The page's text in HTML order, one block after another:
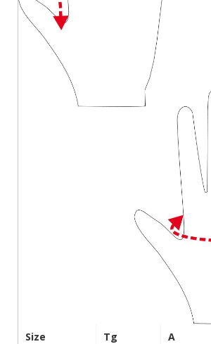
Size Tg A